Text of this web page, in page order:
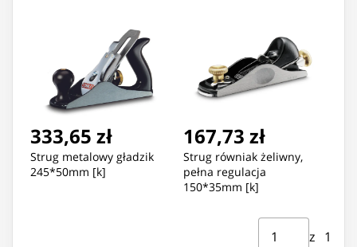
333,65 zł
Strug metalowy gładzik
245*50mm [k]
167,73 zł
Strug równiak żeliwny,
pełna regulacja
150*35mm [k]
Strona ⁨1⁩ z ⁨1⁩
z ⁨1⁩
Przejdź do strony